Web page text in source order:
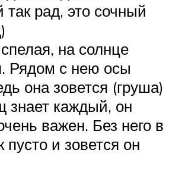
так рад, это сочный
на солнце
Рядом с нею осы
она зовется (груша)
знает каждый, он
важен. Без него в
пусто и зовется он